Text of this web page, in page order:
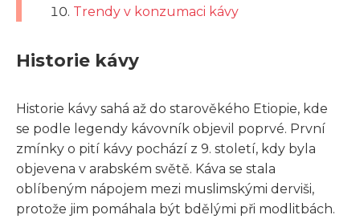
Trendy v konzumaci kávy
Historie kávy
Historie kávy sahá až do starověkého Etiopie, kde
se podle legendy kávovník objevil poprvé. První
zmínky o pití kávy pochází z 9. století, kdy byla
objevena v arabském světě. Káva se stala
oblíbeným nápojem mezi muslimskými derviši,
protože jim pomáhala být bdělými při modlitbách.